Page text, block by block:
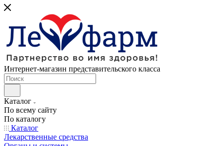
Интернет-магазин представительского класса
Каталог
По всему сайту
По каталогу
Каталог
Лекарственные средства